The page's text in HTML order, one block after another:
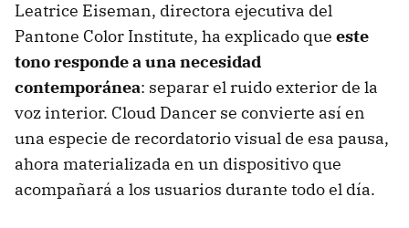
Leatrice Eiseman, directora ejecutiva del
Pantone Color Institute, ha explicado que este
tono responde a una necesidad
contemporánea: separar el ruido exterior de la
voz interior. Cloud Dancer se convierte así en
una especie de recordatorio visual de esa pausa,
ahora materializada en un dispositivo que
acompañará a los usuarios durante todo el día.